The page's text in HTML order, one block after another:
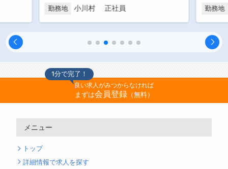
勤務地 小川村 正社員 勤務地
1分で完了！
良い求人がみつからなければ
まずは会員登録（無料）
メニュー
トップ
詳細情報で求人を探す